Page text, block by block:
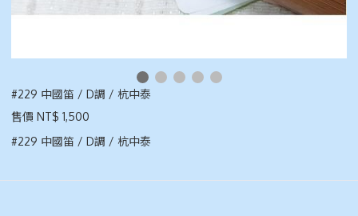
#229 中國笛 / D調 / 杭中泰
售價 NT$ 1,500
#229 中國笛 / D調 / 杭中泰